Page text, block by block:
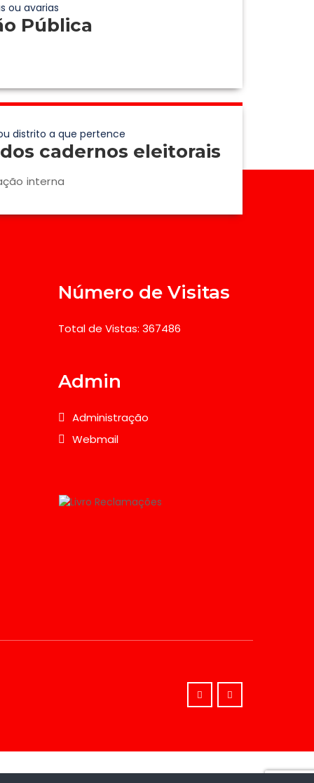
ou avarias
Pública
distrito a que pertence
cadernos eleitorais
interna
Número de Visitas
Total de Vistas: 367486
Admin
Administração
Webmail